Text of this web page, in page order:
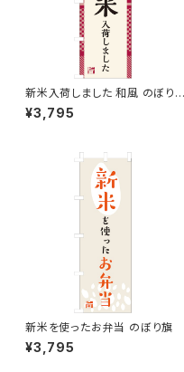
新米入荷しました 和風 のぼり
旗
¥3,795
新米を使ったお弁当 のぼり旗
¥3,795